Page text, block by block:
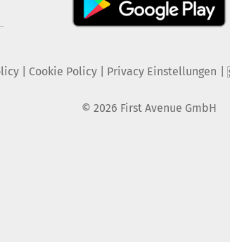
| Cookie Policy| Privacy Einstellungen
© 2026 First Avenue GmbH